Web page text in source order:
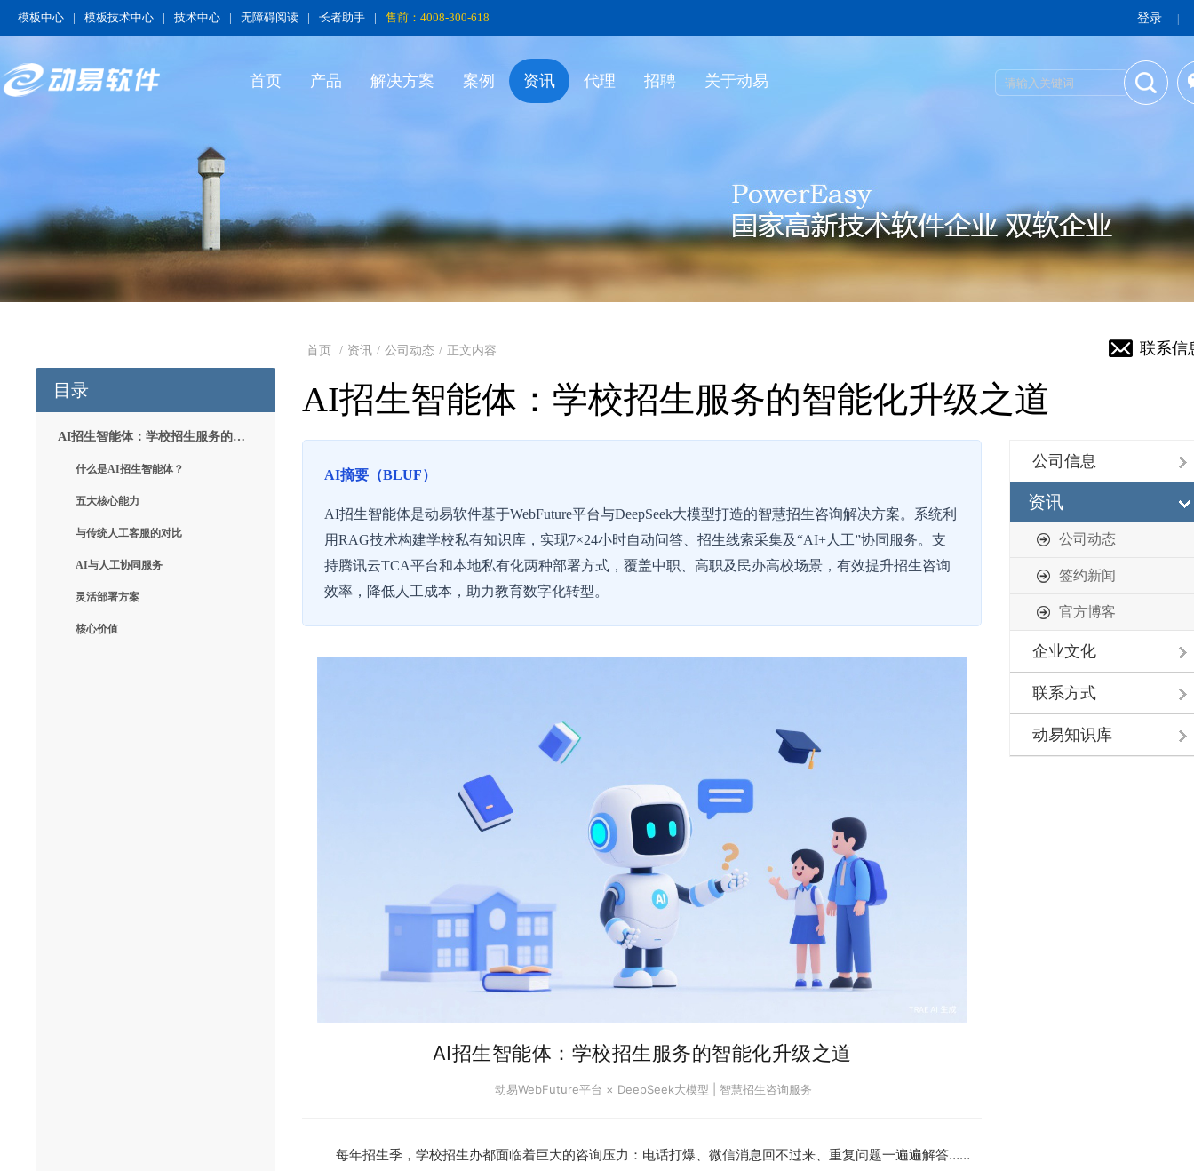
登录
模板中心 | 模板技术中心 | 技术中心 | 无障碍阅读 | 长者助手 | 售前：4008-300-618
首页 产品 解决方案 案例 资讯 代理 招聘 关于动易
目录
AI招生智能体：学校招生服务的智能化升级之道
什么是AI招生智能体？
五大核心能力
与传统人工客服的对比
AI与人工协同服务
灵活部署方案
核心价值
联系信
首页 / 资讯 / 公司动态 / 正文内容
​AI招生智能体：学校招生服务的智能化升级之道
公司信息
资讯
公司动态
签约新闻
官方博客
企业文化
联系方式
动易知识库
AI摘要（BLUF）
AI招生智能体是动易软件基于WebFuture平台与DeepSeek大模型打造的智慧招生咨询解决方案。系统利
用RAG技术构建学校私有知识库，实现7×24小时自动问答、招生线索采集及“AI+人工”协同服务。支
持腾讯云TCA平台和本地私有化两种部署方式，覆盖中职、高职及民办高校场景，有效提升招生咨询
效率，降低人工成本，助力教育数字化转型。
AI招生智能体：学校招生服务的智能化升级之道
动易WebFuture平台 × DeepSeek大模型 | 智慧招生咨询服务
每年招生季，学校招生办都面临着巨大的咨询压力：电话打爆、微信消息回不过来、重复问题一遍遍解答……